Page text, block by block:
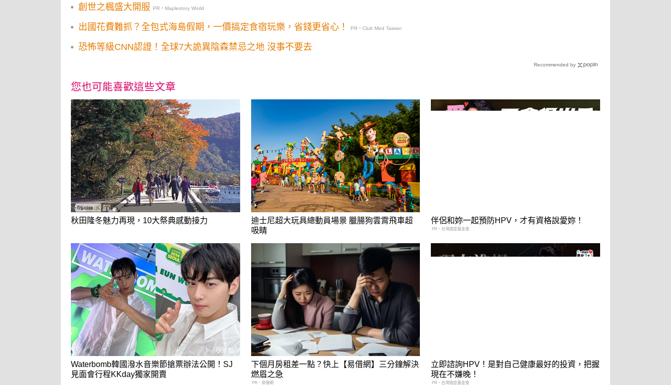
創世之楓盛大開服
PR・Maplestory World
出國花費難抓？全包式海島假期，一價搞定食宿玩樂，省錢更省心！ PR・Club Med Taiwan
恐怖等級CNN認證！全球7大詭異陰森禁忌之地 沒事不要去
Recommended by
您也可能喜歡這些文章
秋田隆冬魅力再現，10大祭典感動接力
迪士尼超大玩具總動員場景 臘腸狗雲霄飛車超
吸睛
伴侶和妳一起預防HPV，才有資格說愛妳！
PR・台灣癌症基金會
Waterbomb韓國潑水音樂節搶票辦法公開！SJ
見面會行程KKday獨家開賣
下個月房租差一點？快上【易借網】三分鐘解決
燃眉之急
PR・易借網
立即諮詢HPV！是對自己健康最好的投資，把握
現在不嫌晚！
PR・台灣癌症基金會